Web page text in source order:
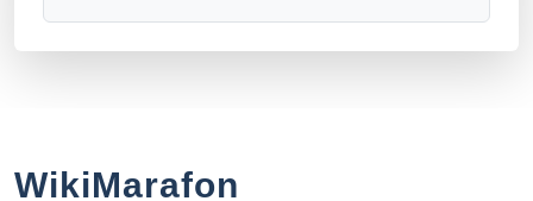
WikiMarafon